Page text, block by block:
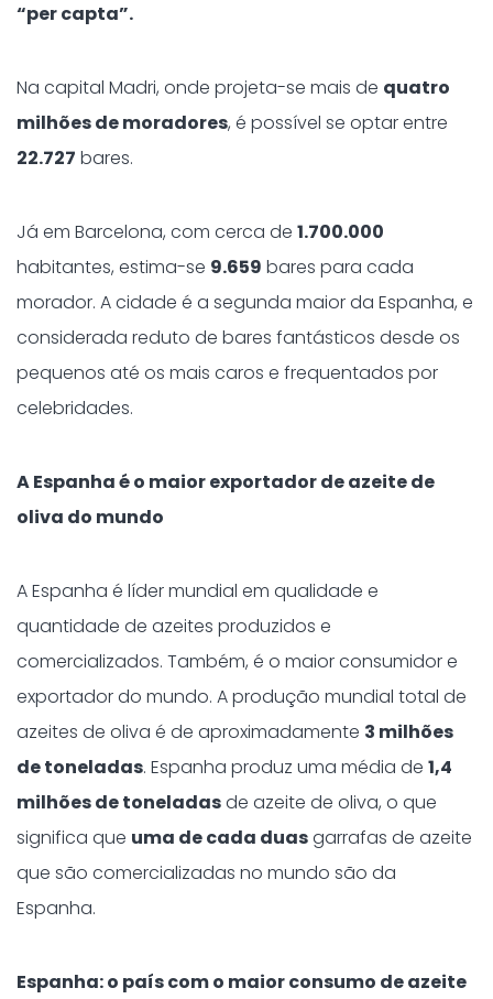
“per capta”.
Na capital Madri, onde projeta-se mais de quatro
milhões de moradores, é possível se optar entre
22.727 bares.
Já em Barcelona, com cerca de 1.700.000
habitantes, estima-se 9.659 bares para cada
morador. A cidade é a segunda maior da Espanha, e
considerada reduto de bares fantásticos desde os
pequenos até os mais caros e frequentados por
celebridades.
A Espanha é o maior exportador de azeite de
oliva do mundo
A Espanha é líder mundial em qualidade e
quantidade de azeites produzidos e
comercializados. Também, é o maior consumidor e
exportador do mundo. A produção mundial total de
azeites de oliva é de aproximadamente 3 milhões
de toneladas. Espanha produz uma média de 1,4
milhões de toneladasde azeite de oliva, o que
significa que uma de cada duasgarrafas de azeite
que são comercializadas no mundo são da
Espanha.
Espanha: o país com o maior consumo de azeite